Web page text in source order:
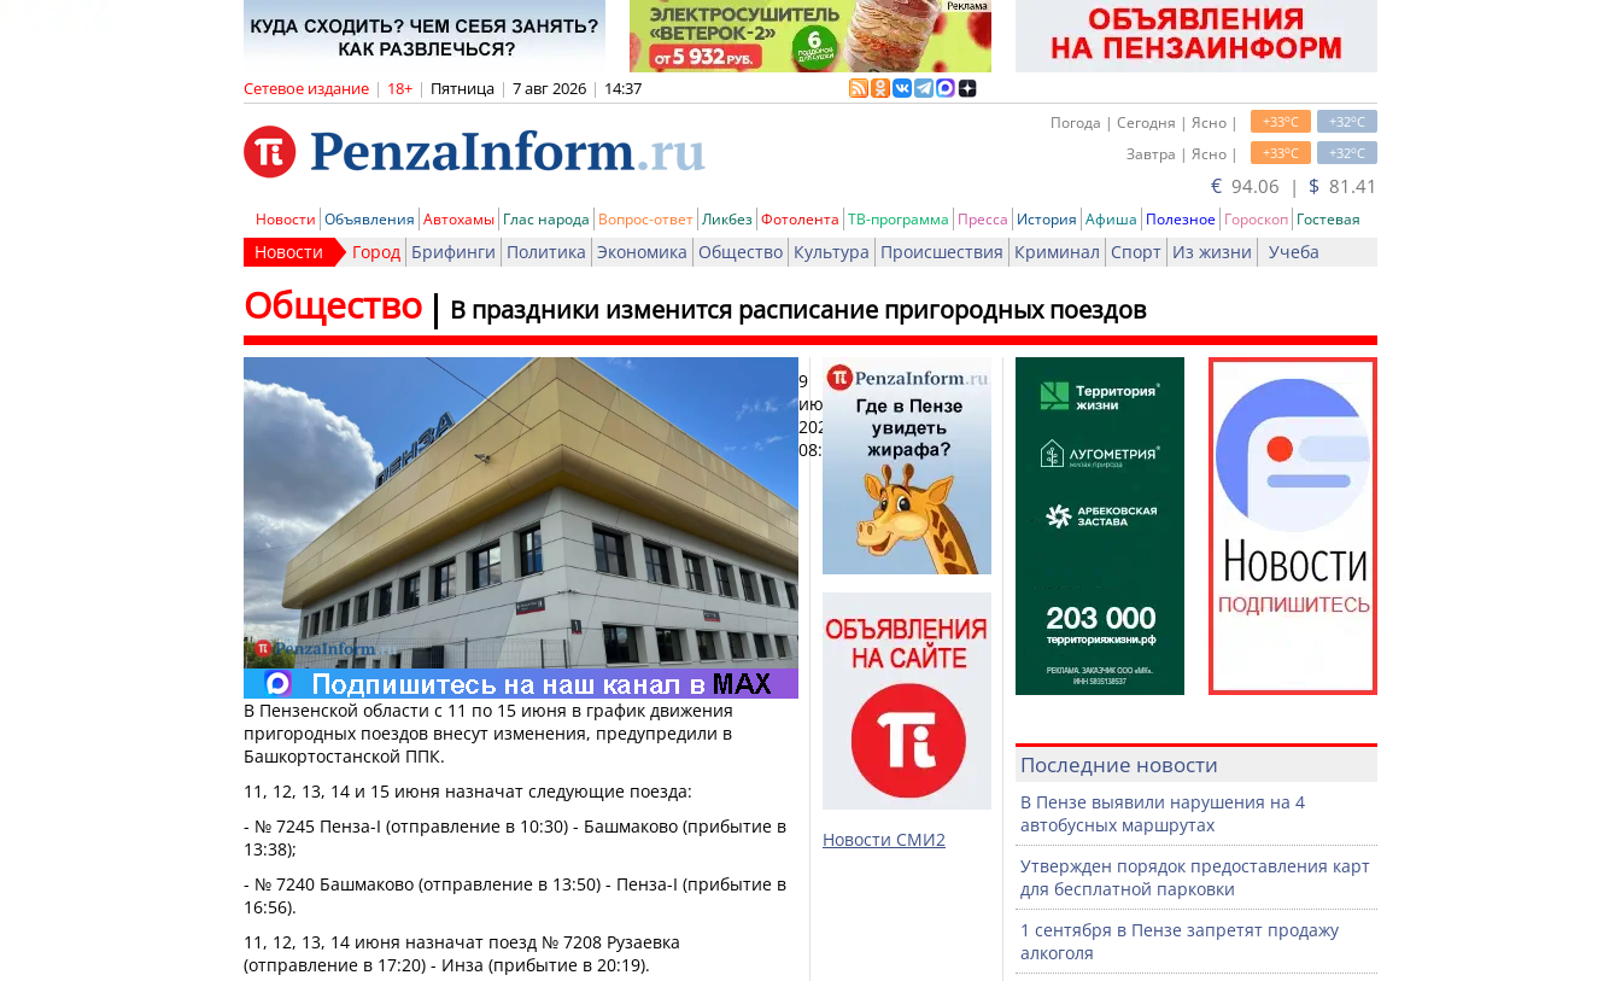
Сетевое издание | 18+ | Пятница | 7 авг 2026 | 14:37
+32oC
+33oC
Погода | Сегодня | Ясно |
+32oC
+33oC
Завтра | Ясно |
€ 94.06 | $ 81.41
Новости Объявления Автохамы Глас народа Вопрос-ответ Ликбез Фотолента ТВ-программа Пресса История Афиша Полезное Гороскоп Гостевая
Новости Город Брифинги Политика Экономика Общество Культура Происшествия Криминал Спорт Из жизни Учеба
В праздники изменится расписание пригородных поездов
Общество
9
июня
2026,
08:22
Печать
В Пензенской области с 11 по 15 июня в график движения
пригородных поездов внесут изменения, предупредили в
Башкортостанской ППК.
11, 12, 13, 14 и 15 июня назначат следующие поезда:
- № 7245 Пенза-I (отправление в 10:30) - Башмаково (прибытие в
13:38);
- № 7240 Башмаково (отправление в 13:50) - Пенза-I (прибытие в
16:56).
11, 12, 13, 14 июня назначат поезд № 7208 Рузаевка
(отправление в 17:20) - Инза (прибытие в 20:19).
Новости СМИ2
Последние новости
В Пензе выявили нарушения на 4
автобусных маршрутах
Утвержден порядок предоставления карт
для бесплатной парковки
1 сентября в Пензе запретят продажу
алкоголя